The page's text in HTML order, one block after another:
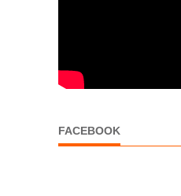
FACEBOOK